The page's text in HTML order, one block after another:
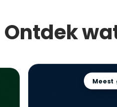
Ontdek
Meest